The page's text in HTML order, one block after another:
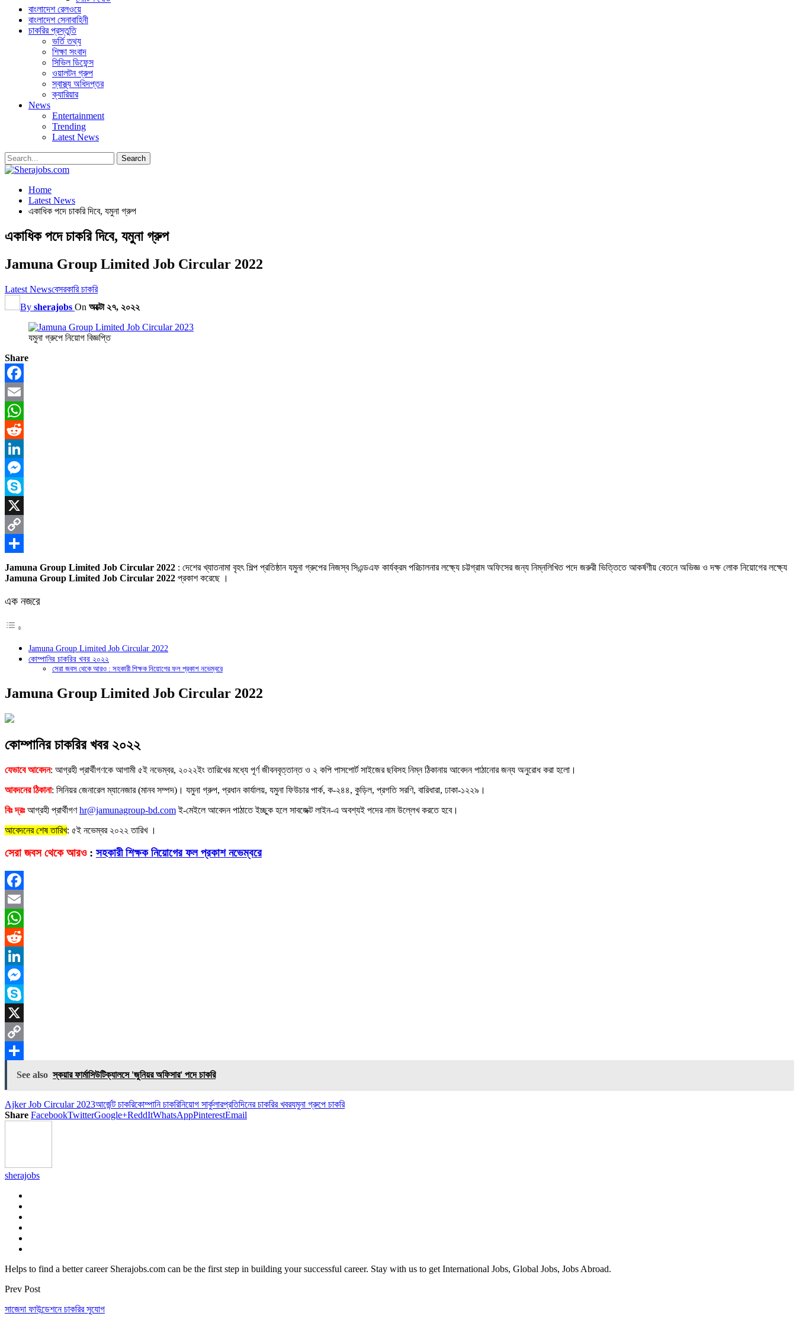
বাংলাদেশ রেলওয়ে
বাংলাদেশ সেনাবাহিনী
চাকরির প্রস্তুতি
ভর্তি তথ্য
শিক্ষা সংবাদ
সিভিল ডিফেন্স
ওয়ালটন গ্রুপ
স্বাস্থ্য অধিদপ্তর
ক্যারিয়ার
News
Entertainment
Trending
Latest News
Home
Latest News
একাধিক পদে চাকরি দিবে, যমুনা গ্রুপ
একাধিক পদে চাকরি দিবে, যমুনা গ্রুপ
Jamuna Group Limited Job Circular 2022
Latest Newsবেসরকারি চাকরি
By sherajobs On অক্টো ২৭, ২০২২
যমুনা গ্রুপে নিয়োগ বিজ্ঞপ্তি
Share
Facebook
Email
WhatsApp
Reddit
LinkedIn
Messenger
Skype
X
Copy
Link
Share
Jamuna Group Limited Job Circular 2022 : দেশের খ্যাতনামা বৃহৎ শিল্প প্রতিষ্ঠান যমুনা গ্রুপের নিজস্ব সিএন্ডএফ কার্যক্রম পরিচালনার লক্ষ্যে চট্টগ্রাম অফিসের জন্য নিম্নলিখিত পদে জরুরী ভিত্তিতে আকর্ষণীয় বেতনে অভিজ্ঞ ও দক্ষ লােক নিয়ােগের লক্ষ্যে
Jamuna Group Limited Job Circular 2022 প্রকাশ করেছে ।
এক নজরে
Jamuna Group Limited Job Circular 2022
কোম্পানির চাকরির খবর ২০২২
সেরা জবস থেকে আরও : সহকারী শিক্ষক নিয়োগের ফল প্রকাশ নভেম্বরে
Jamuna Group Limited Job Circular 2022
কোম্পানির চাকরির খবর ২০২২
যেভাবে আবেদন: আগ্রহী প্রার্থীগণকে আগামী ৫ই নভেম্বর, ২০২২ইং তারিখের মধ্যে পূর্ণ জীবনবৃত্তান্ত ও ২ কপি পাসপাের্ট সাইজের ছবিসহ নিম্ন ঠিকানায় আবেদন পাঠানাের জন্য অনুরােধ করা হলাে।
আবদনের ঠিকানা: সিনিয়র জেনারেল ম্যানেজার (মানব সম্পদ)। যমুনা গ্রুপ, প্রধান কার্যালয়, যমুনা ফিউচার পার্ক, ক-২৪৪, কুড়িল, প্রগতি সরণি, বারিধারা, ঢাকা-১২২৯।
বিঃ দ্রঃআগ্রহী প্রার্থীগণhr@jamunagroup-bd.comই-মেইলে আবেদন পাঠাতে ইচ্ছুক হলে সাবজেক্ট লাইন-এ অবশ্যই পদের নাম উল্লেখ করতে হবে।
আবেদনের শেষ তারিখ: ৫ই নভেম্বর ২০২২ তারিখ ।
সেরা জবস থেকে আরও: সহকারী শিক্ষক নিয়োগের ফল প্রকাশ নভেম্বরে
Facebook
Email
WhatsApp
Reddit
LinkedIn
Messenger
Skype
X
Copy
Link
Share
See also স্কয়ার ফার্মাসিউটিক্যালসে 'জুনিয়র অফিসার' পদে চাকরি
Ajker Job Circular 2023আর্জেন্ট চাকরিকোম্পানি চাকরিনিয়োগ সার্কুলারপ্রতিদিনের চাকরির খবরযমুনা গ্রুপে চাকরি
Share FacebookTwitterGoogle+ReddItWhatsAppPinterestEmail
sherajobs
Helps to find a better career Sherajobs.com can be the first step in building your successful career. Stay with us to get International Jobs, Global Jobs, Jobs Abroad.
Prev Post
সাজেদা ফাউন্ডেশনে চাকরির সুযোগ